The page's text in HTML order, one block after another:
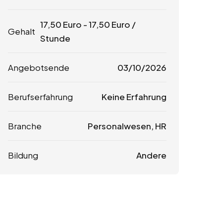
Gehalt
17,50 Euro -17,50 Euro /
Stunde
Angebotsende 03/10/2026
Berufserfahrung Keine Erfahrung
Branche Personalwesen, HR
Bildung Andere